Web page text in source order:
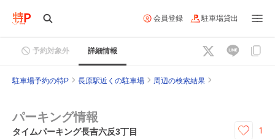
会員登録 駐車場貸出
予約対象外 詳細情報
駐車場予約の特P 長原駅近くの駐車場 周辺の検索結果
パーキング情報
タイムパーキング長吉六反3丁目 1